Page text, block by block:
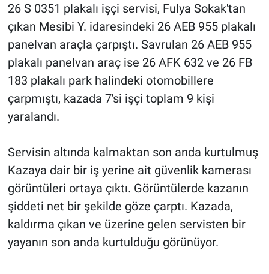
26 S 0351 plakalı işçi servisi, Fulya Sokak'tan
çıkan Mesibi Y. idaresindeki 26 AEB 955 plakalı
panelvan araçla çarpıştı. Savrulan 26 AEB 955
plakalı panelvan araç ise 26 AFK 632 ve 26 FB
183 plakalı park halindeki otomobillere
çarpmıştı, kazada 7'si işçi toplam 9 kişi
yaralandı.
Servisin altında kalmaktan son anda kurtulmuş
Kazaya dair bir iş yerine ait güvenlik kamerası
görüntüleri ortaya çıktı. Görüntülerde kazanın
şiddeti net bir şekilde göze çarptı. Kazada,
kaldırma çıkan ve üzerine gelen servisten bir
yayanın son anda kurtulduğu görünüyor.